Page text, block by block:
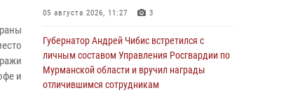
и
05 августа 2026, 11:27 3
Губернатор Андрей Чибис встретился с
личным составом Управления Росгвардии по
Мурманской области и вручил награды
отличившимся сотрудникам